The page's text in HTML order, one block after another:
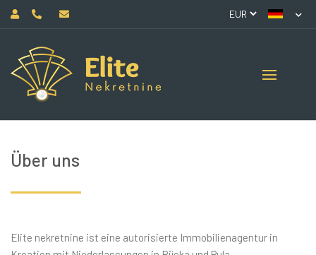
Über uns
Elite nekretnine ist eine autorisierte Immobilienagentur in